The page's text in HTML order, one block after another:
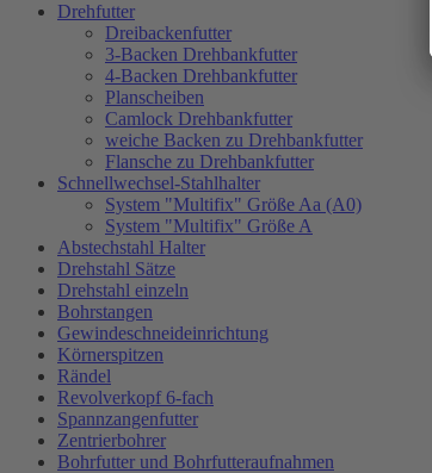
Drehfutter
Dreibackenfutter
3-Backen Drehbankfutter
4-Backen Drehbankfutter
Planscheiben
Camlock Drehbankfutter
weiche Backen zu Drehbankfutter
Flansche zu Drehbankfutter
Schnellwechsel-Stahlhalter
System "Multifix" Größe Aa (A0)
System "Multifix" Größe A
Abstechstahl Halter
Drehstahl Sätze
Drehstahl einzeln
Bohrstangen
Gewindeschneideinrichtung
Körnerspitzen
Rändel
Revolverkopf 6-fach
Spannzangenfutter
Zentrierbohrer
Bohrfutter und Bohrfutteraufnahmen